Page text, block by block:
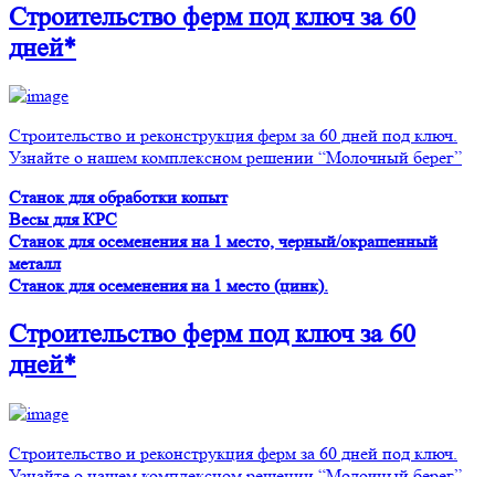
Строительство фермпод ключ за 60
дней*
Строительство и реконструкция ферм за 60 дней под ключ.
Узнайте о нашем комплексном решении “Молочный берег”
Станок для обработки копыт
Весы для КРС
Станок для осеменения на 1 место, черный/окрашенный
металл
Станок для осеменения на 1 место (цинк).
Строительство фермпод ключ за 60
дней*
Строительство и реконструкция ферм за 60 дней под ключ.